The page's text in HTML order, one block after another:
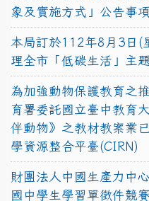
象及實施方式」公告事
本局訂於112年8月3日(
理全市「低碳生活」主
為加強動物保護教育之
育署委託國立臺中教育
伴動物》之教材教案業
學資源整合平臺(CIRN)
財團法人中國生產力中
國中學生學習單徵件競賽